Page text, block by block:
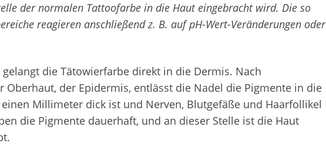
der normalen Tattoofarbe in die Haut eingebracht wird. Die so
reagieren anschließend z. B. auf pH-Wert-Veränderungen oder
die Tätowierfarbe direkt in die Dermis. Nach
Oberhaut, der Epidermis, entlässt die Nadel die Pigmente in die
Millimeter dick ist und Nerven, Blutgefäße und Haarfollikel
die Pigmente dauerhaft, und an dieser Stelle ist die Haut